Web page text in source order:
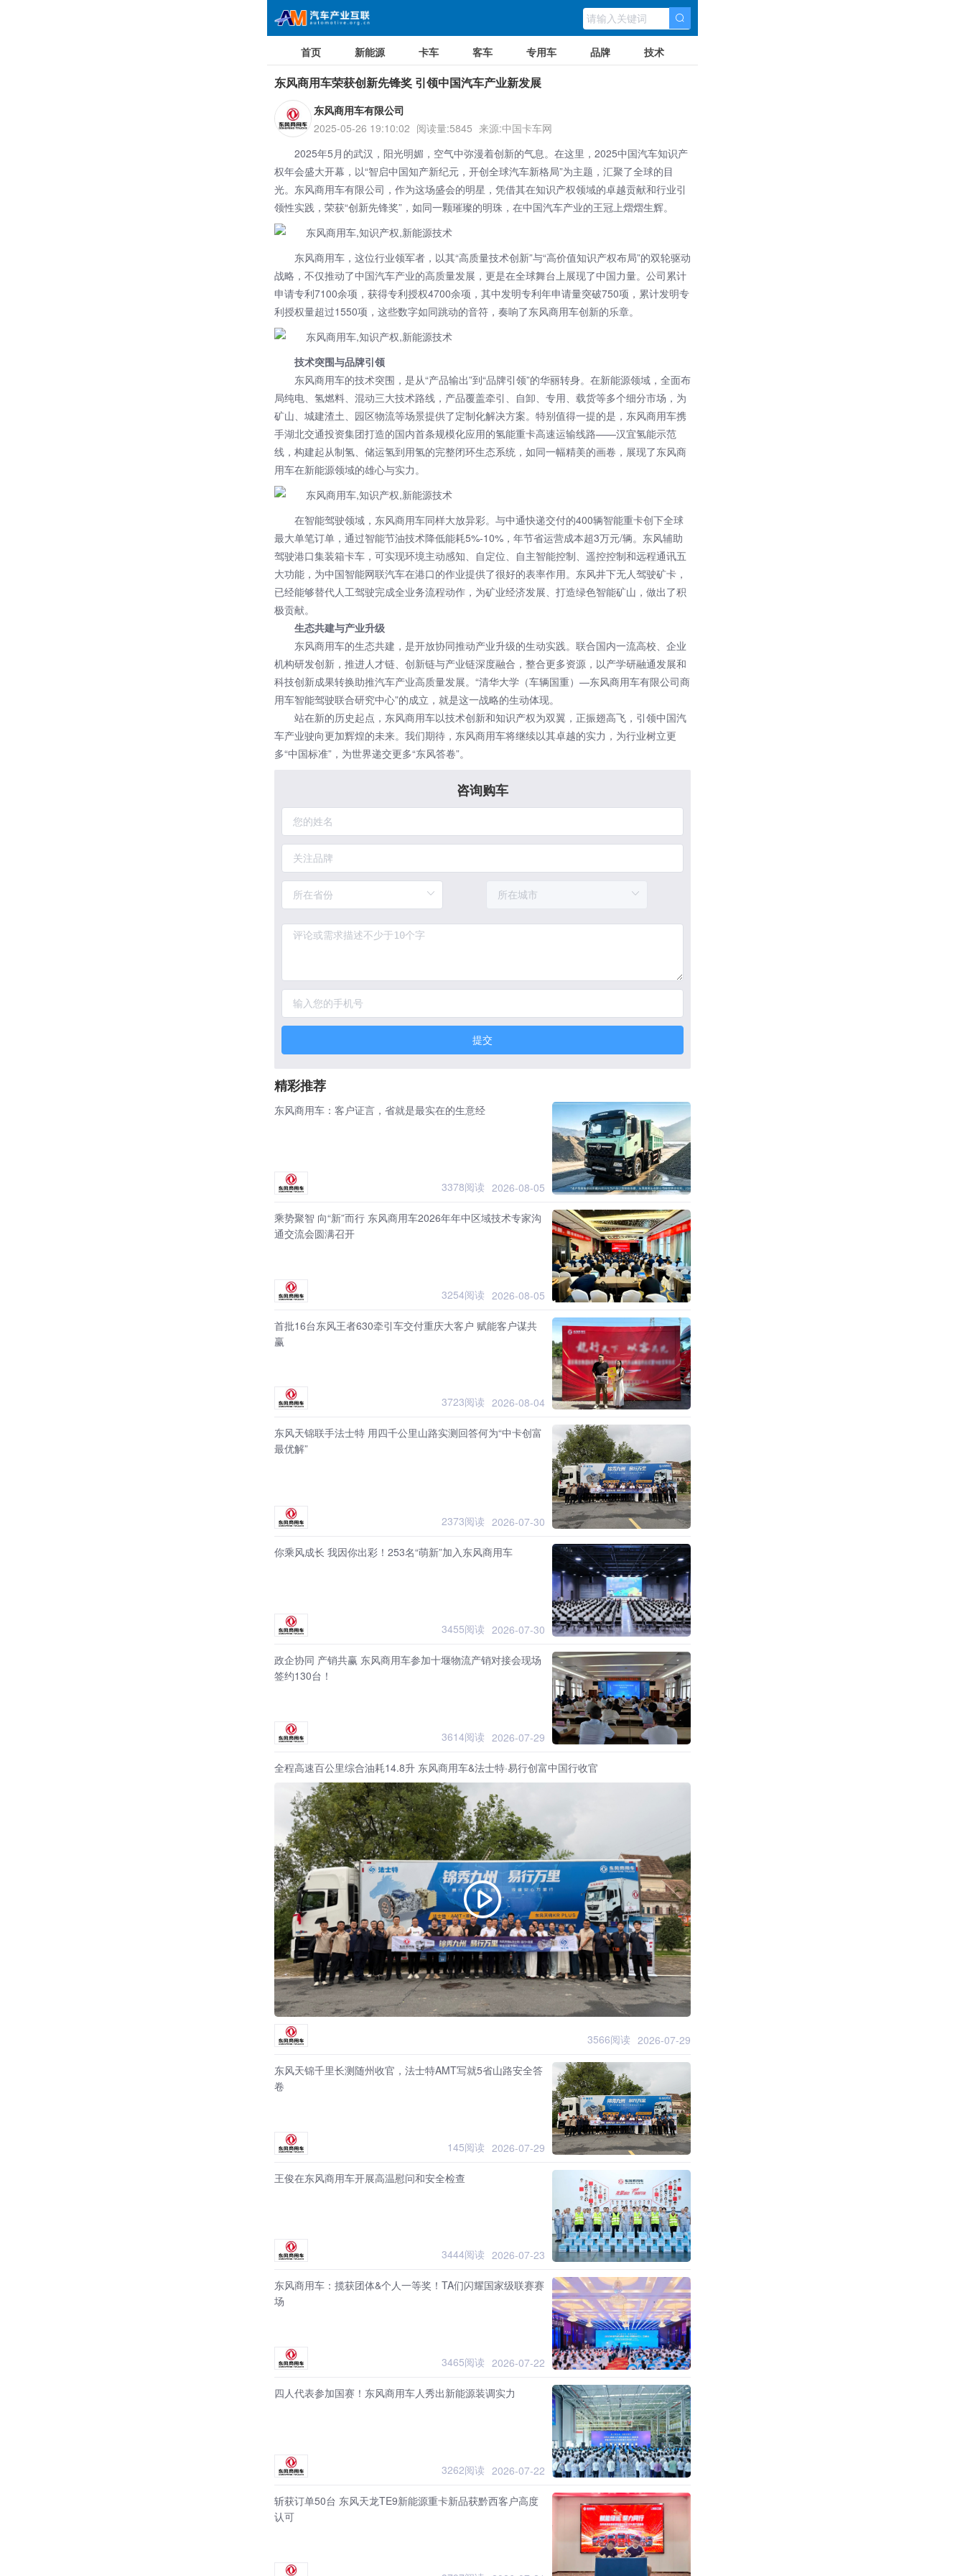
首页 新能源 卡车 客车 专用车 品牌 技术
东风商用车荣获创新先锋奖 引领中国汽车产业新发展
东风商用车有限公司
2025-05-26 19:10:02 阅读量:5845 来源:中国卡车网
2025年5月的武汉，阳光明媚，空气中弥漫着创新的气息。在这里，2025中国汽车知识产
权年会盛大开幕，以“智启中国知产新纪元，开创全球汽车新格局”为主题，汇聚了全球的目
光。东风商用车有限公司，作为这场盛会的明星，凭借其在知识产权领域的卓越贡献和行业引
领性实践，荣获“创新先锋奖”，如同一颗璀璨的明珠，在中国汽车产业的王冠上熠熠生辉。
东风商用车，这位行业领军者，以其“高质量技术创新”与“高价值知识产权布局”的双轮驱动
战略，不仅推动了中国汽车产业的高质量发展，更是在全球舞台上展现了中国力量。公司累计
申请专利7100余项，获得专利授权4700余项，其中发明专利年申请量突破750项，累计发明专
利授权量超过1550项，这些数字如同跳动的音符，奏响了东风商用车创新的乐章。
技术突围与品牌引领
东风商用车的技术突围，是从“产品输出”到“品牌引领”的华丽转身。在新能源领域，全面布
局纯电、氢燃料、混动三大技术路线，产品覆盖牵引、自卸、专用、载货等多个细分市场，为
矿山、城建渣土、园区物流等场景提供了定制化解决方案。特别值得一提的是，东风商用车携
手湖北交通投资集团打造的国内首条规模化应用的氢能重卡高速运输线路——汉宜氢能示范
线，构建起从制氢、储运氢到用氢的完整闭环生态系统，如同一幅精美的画卷，展现了东风商
用车在新能源领域的雄心与实力。
在智能驾驶领域，东风商用车同样大放异彩。与中通快递交付的400辆智能重卡创下全球
最大单笔订单，通过智能节油技术降低能耗5%-10%，年节省运营成本超3万元/辆。东风辅助
驾驶港口集装箱卡车，可实现环境主动感知、自定位、自主智能控制、遥控控制和远程通讯五
大功能，为中国智能网联汽车在港口的作业提供了很好的表率作用。东风井下无人驾驶矿卡，
已经能够替代人工驾驶完成全业务流程动作，为矿业经济发展、打造绿色智能矿山，做出了积
极贡献。
生态共建与产业升级
东风商用车的生态共建，是开放协同推动产业升级的生动实践。联合国内一流高校、企业
机构研发创新，推进人才链、创新链与产业链深度融合，整合更多资源，以产学研融通发展和
科技创新成果转换助推汽车产业高质量发展。“清华大学（车辆国重）—东风商用车有限公司商
用车智能驾驶联合研究中心”的成立，就是这一战略的生动体现。
站在新的历史起点，东风商用车以技术创新和知识产权为双翼，正振翅高飞，引领中国汽
车产业驶向更加辉煌的未来。我们期待，东风商用车将继续以其卓越的实力，为行业树立更
多“中国标准”，为世界递交更多“东风答卷”。
咨询购车
提交
精彩推荐
东风商用车：客户证言，省就是最实在的生意经
3378阅读 2026-08-05
乘势聚智 向“新”而行 东风商用车2026年年中区域技术专家沟
通交流会圆满召开
3254阅读 2026-08-05
首批16台东风王者630牵引车交付重庆大客户 赋能客户谋共
赢
3723阅读 2026-08-04
东风天锦联手法士特 用四千公里山路实测回答何为“中卡创富
最优解”
2373阅读 2026-07-30
你乘风成长 我因你出彩！253名“萌新”加入东风商用车
3455阅读 2026-07-30
政企协同 产销共赢 东风商用车参加十堰物流产销对接会现场
签约130台！
3614阅读 2026-07-29
全程高速百公里综合油耗14.8升 东风商用车&法士特·易行创富中国行收官
3566阅读 2026-07-29
东风天锦千里长测随州收官，法士特AMT写就5省山路安全答
卷
145阅读 2026-07-29
王俊在东风商用车开展高温慰问和安全检查
3444阅读 2026-07-23
东风商用车：揽获团体&个人一等奖！TA们闪耀国家级联赛赛
场
3465阅读 2026-07-22
四人代表参加国赛！东风商用车人秀出新能源装调实力
3262阅读 2026-07-22
斩获订单50台 东风天龙TE9新能源重卡新品获黔西客户高度
认可